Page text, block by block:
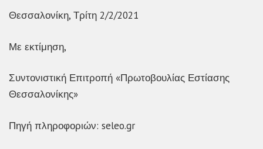
Θεσσαλονίκη, Τρίτη 2/2/2021
Με εκτίμηση,
Συντονιστική Επιτροπή «Πρωτοβουλίας Εστίασης
Θεσσαλονίκης»
Πηγή πληροφοριών: seleo.gr